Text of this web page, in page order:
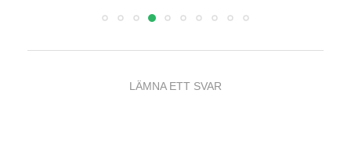
LÄMNA ETT SVAR